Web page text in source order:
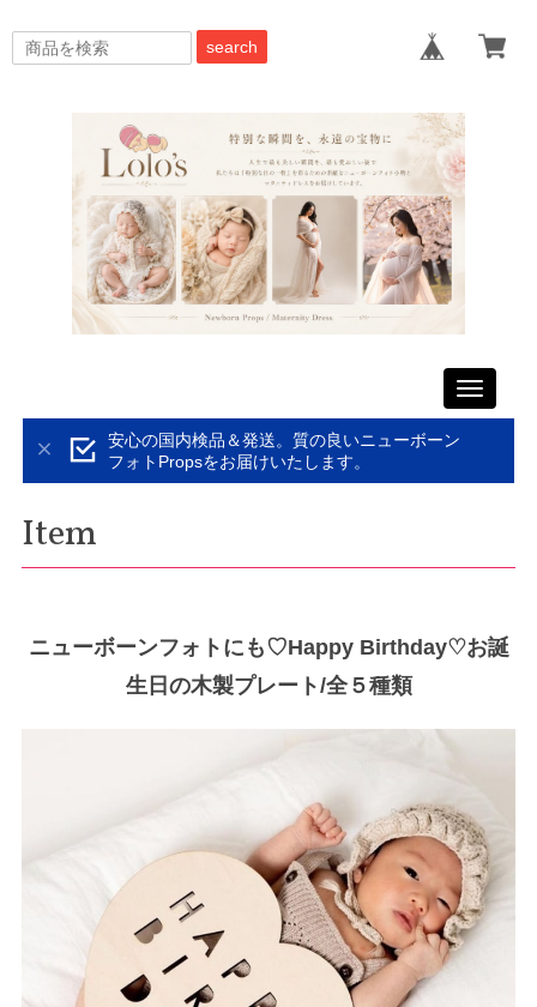
search
Toggle
安心の国内検品＆発送。質の良いニューボーン
フォトPropsをお届けいたします。
Item
ニューボーンフォトにも♡Happy Birthday♡お誕
生日の木製プレート/全５種類